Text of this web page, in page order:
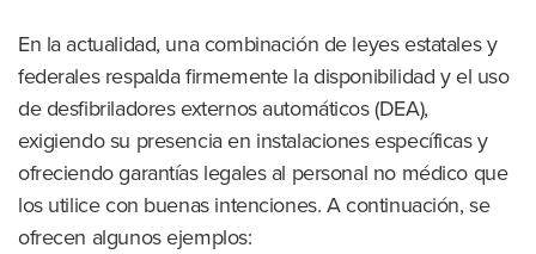
En la actualidad, una combinación de leyes estatales y
federales respalda firmemente la disponibilidad y el uso
de desfibriladores externos automáticos (DEA),
exigiendo su presencia en instalaciones específicas y
ofreciendo garantías legales al personal no médico que
los utilice con buenas intenciones. A continuación, se
ofrecen algunos ejemplos: